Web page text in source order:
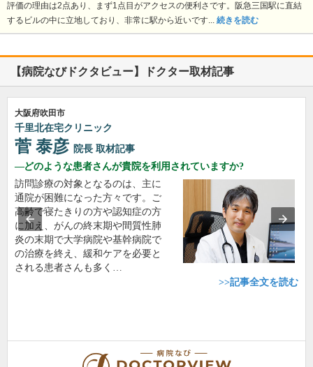
評価の理由は2点あり、まず1点目がアクセスの便利さです。阪急三国駅に直結
するビルの中に立地しており、非常に駅から近いです... 続きを読む
【病院なびドクタビュー】ドクター取材記事
大阪府吹田市
千里北在宅クリニック
菅 泰彦 院長 取材記事
どのような患者さんが貴院を利用されていますか?
訪問診療の対象となるのは、主に
通院が困難になった方々です。ご
高齢で寝たきりの方や認知症の方
に加え、がんの終末期や間質性肺
炎の末期で大学病院や基幹病院で
の治療を終え、緩和ケアを必要と
される患者さんも多く…
>>記事全文を読む